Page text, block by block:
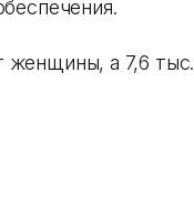
женщины, а 7,6 тыс.